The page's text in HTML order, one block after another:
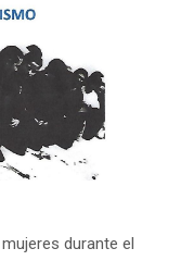
durante el